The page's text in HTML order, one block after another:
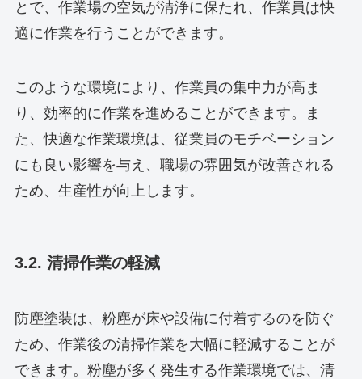
とで、作業場の空気が清浄に保たれ、作業員は快
適に作業を行うことができます。
このような環境により、作業員の集中力が高ま
り、効率的に作業を進めることができます。ま
た、快適な作業環境は、従業員のモチベーション
にも良い影響を与え、職場の雰囲気が改善される
ため、生産性が向上します。
3.2. 清掃作業の軽減
防塵塗装は、粉塵が床や設備に付着するのを防ぐ
ため、作業後の清掃作業を大幅に軽減することが
できます。粉塵が多く発生する作業環境では、清